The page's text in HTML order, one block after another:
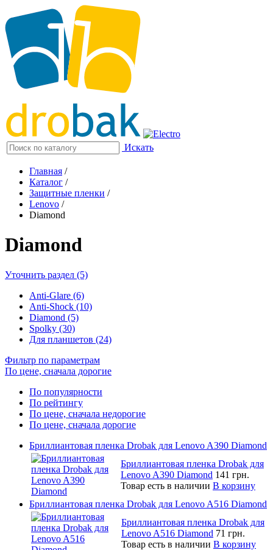
Искать
Главная /
Каталог /
Защитные пленки /
Lenovo /
Diamond
Diamond
Уточнить раздел (5)
Anti-Glare (6)
Anti-Shock (10)
Diamond (5)
Spolky (30)
Для планшетов (24)
Фильтр по параметрам
По цене, сначала дорогие
По популярности
По рейтингу
По цене, сначала недорогие
По цене, сначала дорогие
Бриллиантовая пленка Drobak для Lenovo A390 Diamond
Бриллиантовая пленка Drobak для
Lenovo A390 Diamond 141 грн.
Товар есть в наличии В корзину
Бриллиантовая пленка Drobak для Lenovo A516 Diamond
Бриллиантовая пленка Drobak для
Lenovo A516 Diamond 71 грн.
Товар есть в наличии В корзину